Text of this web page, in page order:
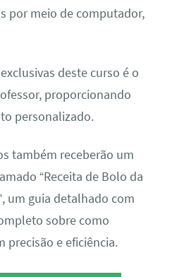
por meio de computador,
deste curso é o
proporcionando
personalizado.
também receberão um
“Receita de Bolo da
um guia detalhado com
sobre como
precisão e eficiência.